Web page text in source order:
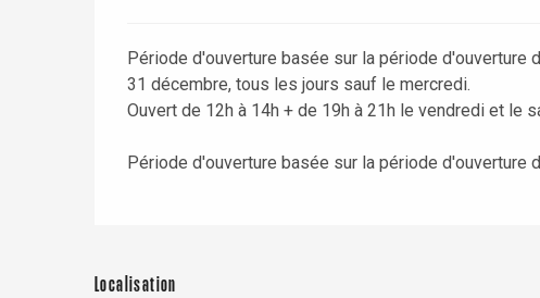
Période d'ouverture basée sur la période d'ouverture
31 décembre, tous les jours sauf le mercredi.
Ouvert de 12h à 14h + de 19h à 21h le vendredi et le
Période d'ouverture basée sur la période d'ouverture
Localisation